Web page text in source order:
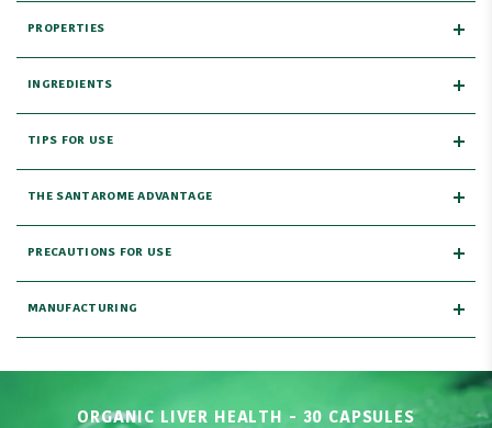
PROPERTIES
INGREDIENTS
TIPS FOR USE
THE SANTAROME ADVANTAGE
PRECAUTIONS FOR USE
MANUFACTURING
ORGANIC LIVER HEALTH - 30 CAPSULES